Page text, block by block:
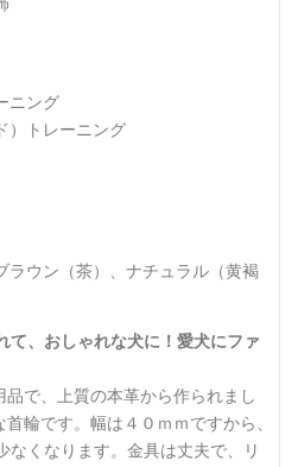
ニング
）トレーニング
ラウン（茶）、ナチュラル（黄褐
て、おしゃれな犬に！愛犬にファ
で、上質の本革から作られまし
輪です。幅は４０ｍｍですから、
なくなります。金具は丈夫で、リ